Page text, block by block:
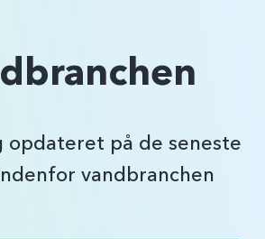
opdateret på de seneste
vandbranchen